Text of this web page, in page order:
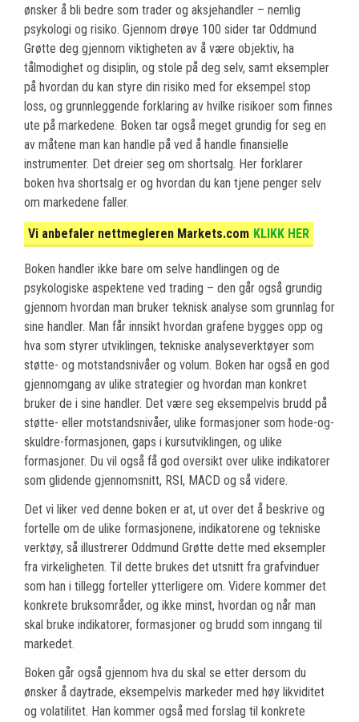
ønsker å bli bedre som trader og aksjehandler – nemlig
psykologi og risiko. Gjennom drøye 100 sider tar Oddmund
Grøtte deg gjennom viktigheten av å være objektiv, ha
tålmodighet og disiplin, og stole på deg selv, samt eksempler
på hvordan du kan styre din risiko med for eksempel stop
loss, og grunnleggende forklaring av hvilke risikoer som finnes
ute på markedene. Boken tar også meget grundig for seg en
av måtene man kan handle på ved å handle finansielle
instrumenter. Det dreier seg om shortsalg. Her forklarer
boken hva shortsalg er og hvordan du kan tjene penger selv
om markedene faller.
Vi anbefaler nettmegleren Markets.com KLIKK HER
Boken handler ikke bare om selve handlingen og de
psykologiske aspektene ved trading – den går også grundig
gjennom hvordan man bruker teknisk analyse som grunnlag for
sine handler. Man får innsikt hvordan grafene bygges opp og
hva som styrer utviklingen, tekniske analyseverktøyer som
støtte- og motstandsnivåer og volum. Boken har også en god
gjennomgang av ulike strategier og hvordan man konkret
bruker de i sine handler. Det være seg eksempelvis brudd på
støtte- eller motstandsnivåer, ulike formasjoner som hode-og-
skuldre-formasjonen, gaps i kursutviklingen, og ulike
formasjoner. Du vil også få god oversikt over ulike indikatorer
som glidende gjennomsnitt, RSI, MACD og så videre.
Det vi liker ved denne boken er at, ut over det å beskrive og
fortelle om de ulike formasjonene, indikatorene og tekniske
verktøy, så illustrerer Oddmund Grøtte dette med eksempler
fra virkeligheten. Til dette brukes det utsnitt fra grafvinduer
som han i tillegg forteller ytterligere om. Videre kommer det
konkrete bruksområder, og ikke minst, hvordan og når man
skal bruke indikatorer, formasjoner og brudd som inngang til
markedet.
Boken går også gjennom hva du skal se etter dersom du
ønsker å daytrade, eksempelvis markeder med høy likviditet
og volatilitet. Han kommer også med forslag til konkrete